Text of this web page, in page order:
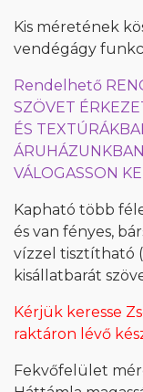
Kis méretének
vendégágy
Rendelhető
SZÖVET
ÉS
VÁLOGASSON
Kapható több
és van fényes,
vízzel tisztítható
kisállatbarát
Kérjük keresse
raktáron lévő
Fekvőfelület